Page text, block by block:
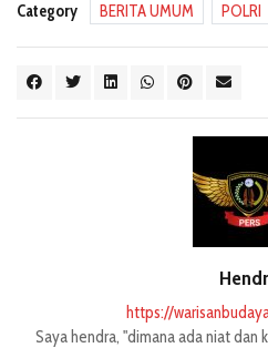
Category BERITA UMUM POLRI
https://
Saya hendra, "dimana ada niat dan